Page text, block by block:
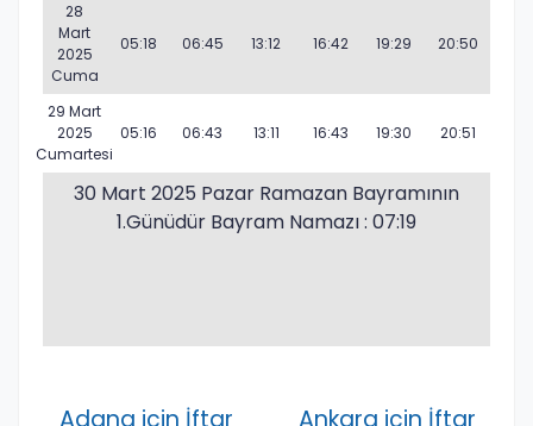
28
Mart
2025
Cuma
05:18 06:45 13:12 16:42 19:29 20:50
29 Mart
2025
Cumartesi
05:16 06:43 13:11 16:43 19:30 20:51
30 Mart 2025 Pazar Ramazan Bayramının
1.Günüdür Bayram Namazı : 07:19
Adana için İftar Ankara için İftar